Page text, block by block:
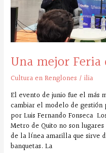
Una mejor
Cultura en Renglones /ilia
El evento de junio fue el más
cambiar el modelo de
por Luis Fernando Fonseca
Metro de Quito no son
de la línea amarilla que sirve
banquetas. La